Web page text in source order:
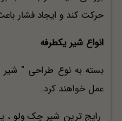
حرکت کند و ایجاد فشار
انواع شیر یکطرفه
بسته به نوع طراحی "
عمل خواهند کرد.